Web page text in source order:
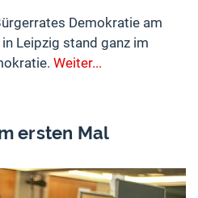
Demokratie am
Leipzig stand ganz im
Weiter...
ersten Mal